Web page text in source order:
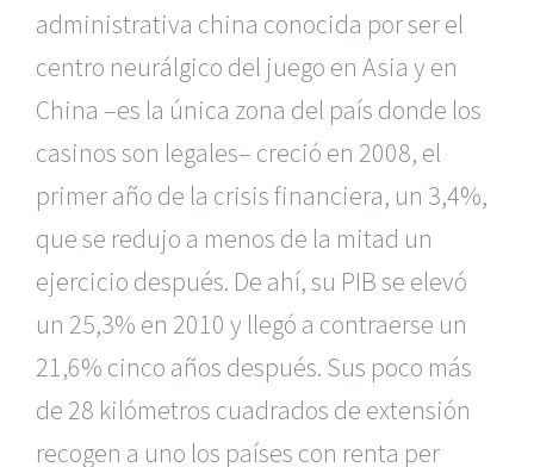
administrativa china conocida por ser el
centro neurálgico del juego en Asia y en
China –es la única zona del país donde los
casinos son legales– creció en 2008, el
primer año de la crisis financiera, un 3,4%,
que se redujo a menos de la mitad un
ejercicio después. De ahí, su PIB se elevó
un 25,3% en 2010 y llegó a contraerse un
21,6% cinco años después. Sus poco más
de 28 kilómetros cuadrados de extensión
recogen a uno los países con renta per